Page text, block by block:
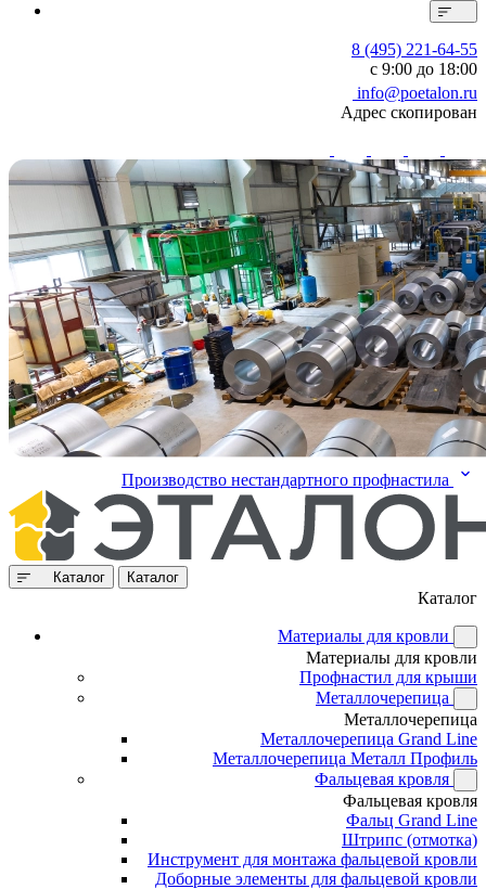
8 (495) 221-64-55
с 9:00 до 18:00
info@poetalon.ru
Адрес скопирован
Производство нестандартного профнастила
Каталог Каталог
Каталог
Материалы для кровли
Материалы для кровли
Профнастил для крыши
Металлочерепица
Металлочерепица
Металлочерепица Grand Line
Металлочерепица Металл Профиль
Фальцевая кровля
Фальцевая кровля
Фальц Grand Line
Штрипс (отмотка)
Инструмент для монтажа фальцевой кровли
Доборные элементы для фальцевой кровли